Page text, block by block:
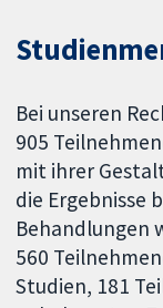
Bei unseren
905
mit ihrer
die Ergebnisse
Behandlungen
560
Studien, 181